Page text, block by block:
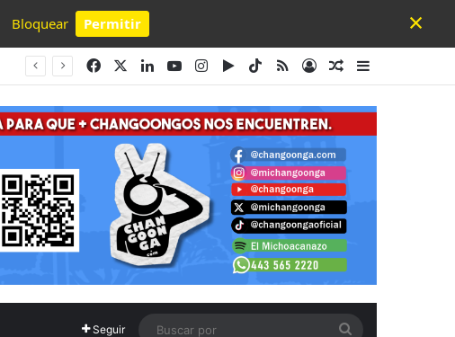
Bloquear Permitir
Powered by SendPulse
×
FacebookLinkedInYouTubeInstagram
Google Play
TikTok
RSS AccesoPublicación al
Seguir